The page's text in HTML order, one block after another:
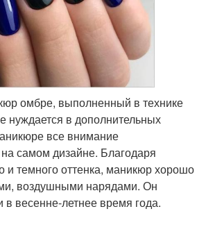
омбре, выполненный в технике
нуждается в дополнительных
все внимание
самом дизайне. Благодаря
и темного оттенка, маникюр хорошо
воздушными нарядами. Он
в весенне-летнее время года.